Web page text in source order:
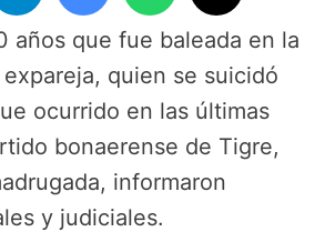
años que fue baleada en la
quien se suicidó
ocurrido en las últimas
bonaerense de Tigre,
informaron
y judiciales.